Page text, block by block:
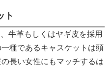
ト
牛革もしくはヤギ皮を採用
種であるキャスケットは頭
長い女性にもマッチするは